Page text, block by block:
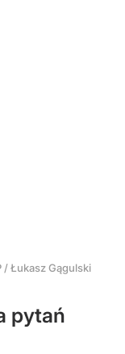
/Łukasz Gągulski
pytań